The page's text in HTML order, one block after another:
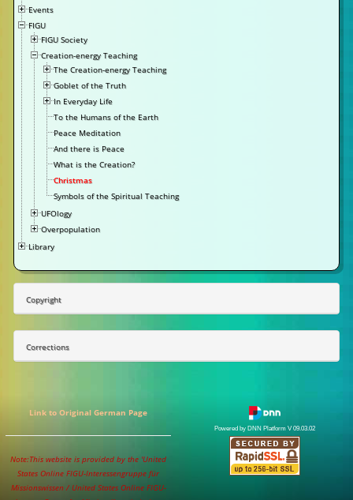
Events
FIGU
FIGU Society
Creation-energy Teaching
The Creation-energy Teaching
Goblet of the Truth
In Everyday Life
To the Humans of the Earth
Peace Meditation
And there is Peace
What is the Creation?
Christmas
Symbols of the Spiritual Teaching
UFOlogy
Overpopulation
Library
Copyright
Corrections
Link to Original German Page
Note:This website is provided by the 'United
States Online FIGU-Interessengruppe für
Missionswissen / United States Online FIGU-
Powered by DNN Platform V 09.03.02